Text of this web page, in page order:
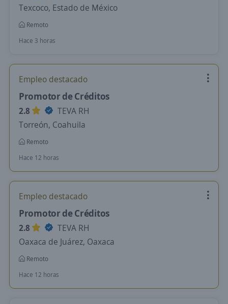
Texcoco, Estado de México
Remoto
Hace 3 horas
Empleo destacado
Promotor de Créditos
2.8
TEVA RH
Torreón, Coahuila
Remoto
Hace 12 horas
Empleo destacado
Promotor de Créditos
2.8
TEVA RH
Oaxaca de Juárez, Oaxaca
Remoto
Hace 12 horas